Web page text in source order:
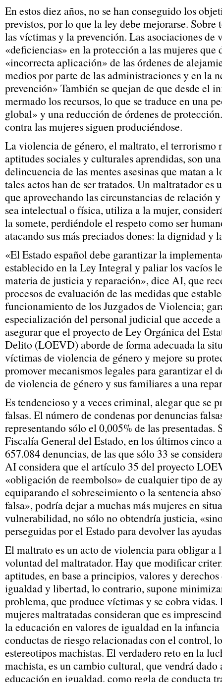
En estos diez años, no se han conseguido los
previstos, por lo que la ley debe mejorarse.
las víctimas y la prevención. Las asociaciones de
«deficiencias» en la protección a las mujeres que
«incorrecta aplicación» de las órdenes de
medios por parte de las administraciones y en la
prevención» También se quejan de que desde el
mermado los recursos, lo que se traduce en una
global» y una reducción de órdenes de
contra las mujeres siguen produciéndose.
La violencia de género, el maltrato, el terrorismo
aptitudes sociales y culturales aprendidas, son
delincuencia de las mentes asesinas que matan a
tales actos han de ser tratados. Un maltratador es
que aprovechando las circunstancias de relación
sea intelectual o física, utiliza a la mujer,
la somete, perdiéndole el respeto como ser
atacando sus más preciados dones: la dignidad y
«El Estado español debe garantizar la
establecido en la Ley Integral y paliar los vacíos
materia de justicia y reparación», dice AI, que
procesos de evaluación de las medidas que
funcionamiento de los Juzgados de Violencia;
especialización del personal judicial que accede
asegurar que el proyecto de Ley Orgánica del
Delito (LOEVD) aborde de forma adecuada la
víctimas de violencia de género y mejore su
promover mecanismos legales para garantizar el
de violencia de género y sus familiares a una
Es tendencioso y a veces criminal, alegar que se
falsas. El número de condenas por denuncias
representando sólo el 0,005% de las presentadas.
Fiscalía General del Estado, en los últimos cinco
657.084 denuncias, de las que sólo 33 se
AI considera que el artículo 35 del proyecto
«obligación de reembolso» de cualquier tipo de
equiparando el sobreseimiento o la sentencia
falsa», podría dejar a muchas más mujeres en
vulnerabilidad, no sólo no obtendría justicia,
perseguidas por el Estado para devolver las
El maltrato es un acto de violencia para obligar
voluntad del maltratador. Hay que modificar
aptitudes, en base a principios, valores y
igualdad y libertad, lo contrario, supone
problema, que produce víctimas y se cobra vidas.
mujeres maltratadas consideran que es
la educación en valores de igualdad en la
conductas de riesgo relacionadas con el control,
estereotipos machistas. El verdadero reto en la
machista, es un cambio cultural, que vendrá dado
educación en igualdad, como regla de conducta